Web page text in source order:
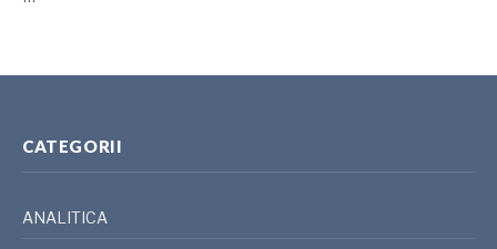
CATEGORII
ANALITICA